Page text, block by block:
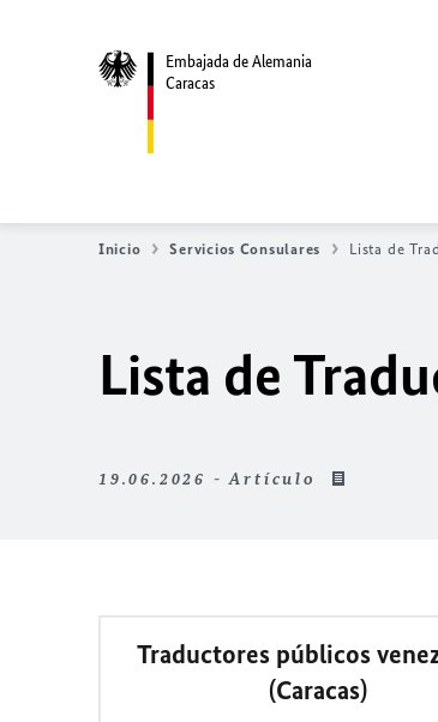
Embajada de Alemania
Caracas
Inicio Servicios Consulares Lista de
Lista de
19.06.2026 - Artículo
Traductores públicos
(Caracas)